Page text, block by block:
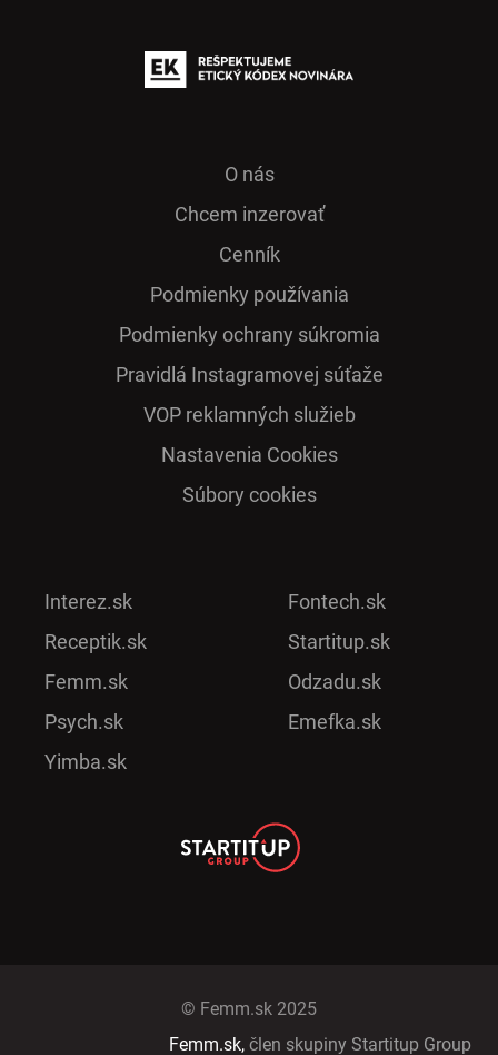
O nás
Chcem inzerovať
Cenník
Podmienky používania
Podmienky ochrany súkromia
Pra­vidlá Ins­ta­gra­mo­vej sú­ťaže
VOP reklamných služieb
Nastavenia Cookies
Súbory cookies
Interez.sk
Receptik.sk
Femm.sk
Psych.sk
Yimba.sk
Fontech.sk
Startitup.sk
Odzadu.sk
Emefka.sk
© Femm.sk 2025
Femm.sk, člen skupiny Startitup Group